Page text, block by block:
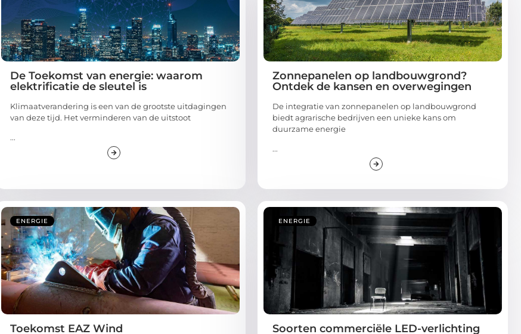
De Toekomst van energie: waarom
elektrificatie de sleutel is
Klimaatverandering is een van de grootste uitdagingen
van deze tijd. Het verminderen van de uitstoot
...
Zonnepanelen op landbouwgrond?
Ontdek de kansen en overwegingen
De integratie van zonnepanelen op landbouwgrond
biedt agrarische bedrijven een unieke kans om
duurzame energie
...
ENERGIE
Toekomst EAZ Wind
ENERGIE
Soorten commerciële LED-verlichting